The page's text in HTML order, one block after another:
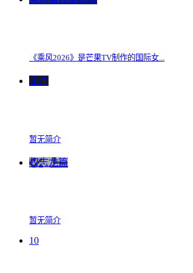
《乘风2026》是芒果TV制作的国际女...
正片
暂无简介
权志龙篇
暂无简介
10